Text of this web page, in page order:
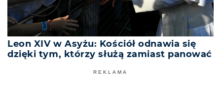
Leon XIV w Asyżu: Kościół odnawia się
dzięki tym, którzy służą zamiast panować
REKLAMA